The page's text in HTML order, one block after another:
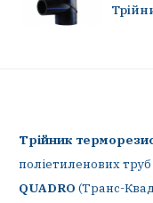
Трійник
поліетиленових
QUADRO (Транс-